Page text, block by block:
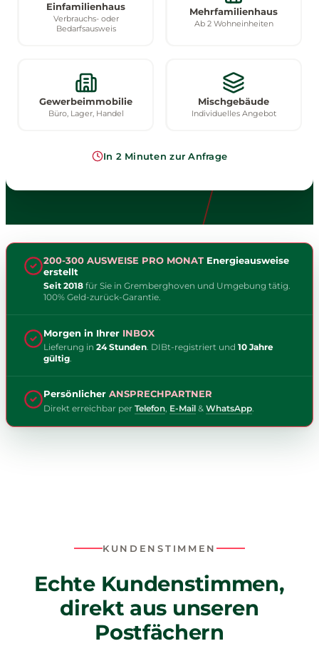
Einfamilienhaus
Verbrauchs- oder
Bedarfsausweis
Mehrfamilienhaus
Ab 2 Wohneinheiten
Gewerbeimmobilie
Büro, Lager, Handel
Mischgebäude
Individuelles Angebot
In 2 Minuten zur Anfrage
200-300 AUSWEISE PRO MONAT Energieausweise
erstellt
Seit 2018 für Sie in Gremberghoven und Umgebung tätig.
100% Geld-zurück-Garantie.
Morgen in Ihrer INBOX
Lieferung in24 Stunden . DIBt-registriert und10 Jahre
gültig
PersönlicherANSPRECHPARTNER
Direkt erreichbar perTelefon E-Mail &WhatsApp
KUNDENSTIMMEN
Echte Kundenstimmen,
direkt aus unseren
Postfächern